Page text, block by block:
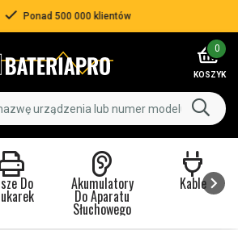
Ponad 500 000 klientów
0
KOSZYK
Do Akumulatory
Do Aparatu
Słuchowego
Kable